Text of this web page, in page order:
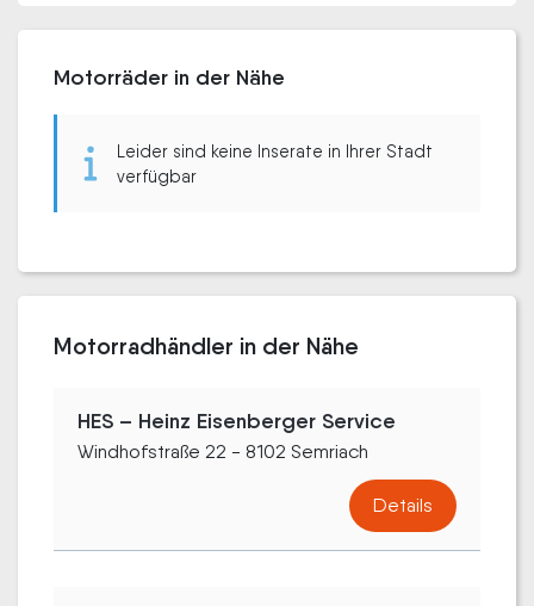
Motorräder in der Nähe
Leider sind keine Inserate in Ihrer Stadt
verfügbar
Motorradhändler in der Nähe
HES – Heinz Eisenberger Service
Windhofstraße 22 - 8102 Semriach
Details